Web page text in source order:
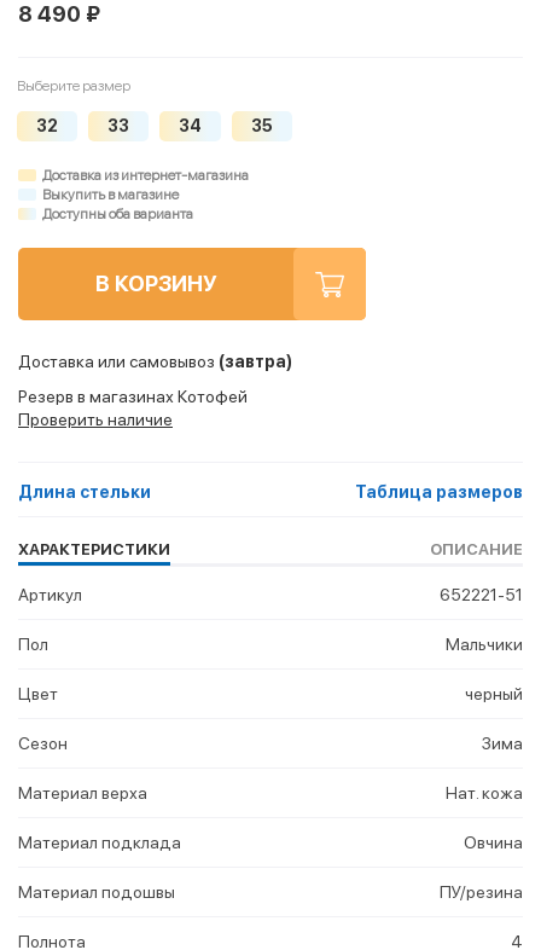
8 490 ₽
Выберите размер
32 33 34 35
Доставка из интернет-магазина
Выкупить в магазине
Доступны оба варианта
В КОРЗИНУ
Доставка или самовывоз (завтра)
Резерв в магазинах Котофей
Проверить наличие
Длина стельки Таблица размеров
ХАРАКТЕРИСТИКИ ОПИСАНИЕ
Артикул 652221-51
Пол Мальчики
Цвет черный
Сезон Зима
Материал верха Нат. кожа
Материал подклада Овчина
Материал подошвы ПУ/резина
Полнота 4